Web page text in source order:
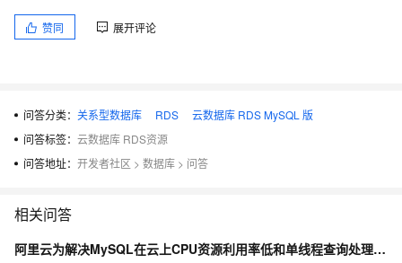
赞同 展开评论
问答分类： 关系型数据库 RDS
云数据库 RDS MySQL 版
问答标签： 云数据库 RDS资源
问答地址： 开发者社区 > 数据库 > 问答
相关问答
阿里云为解决MySQL在云上CPU资源利用率低和单线程查询处理的问题，推出了什么功能？